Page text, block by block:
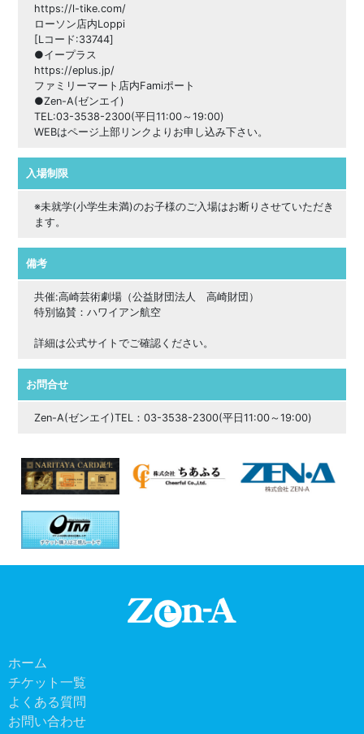
https://l-tike.com/
ローソン店内Loppi
[Lコード:33744]
●イープラス
https://eplus.jp/
ファミリーマート店内Famiポート
●Zen-A(ゼンエイ)
TEL:03-3538-2300(平日11:00～19:00)
WEBはページ上部リンクよりお申し込み下さい。
入場制限
※未就学(小学生未満)のお子様のご入場はお断りさせていただき
ます。
備考
共催:高崎芸術劇場（公益財団法人 高崎財団）
特別協賛：ハワイアン航空
詳細は公式サイトでご確認ください。
お問合せ
Zen-A(ゼンエイ)TEL：03-3538-2300(平日11:00～19:00)
ホーム
チケット一覧
よくある質問
お問い合わせ